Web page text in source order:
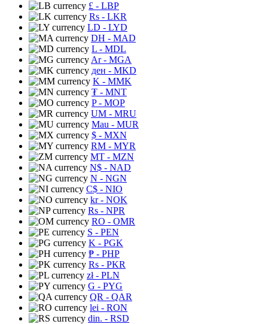
£ - LBP
Rs - LKR
LD - LYD
DH - MAD
L - MDL
Ar- MGA
ден - MKD
K - MMK
₮ - MNT
P- MOP
UM - MRU
Mau - MUR
$ - MXN
RM - MYR
MT - MZN
N$ - NAD
N - NGN
C$ - NIO
kr- NOK
Rs - NPR
RO - OMR
S - PEN
K - PGK
₱ - PHP
Rs - PKR
zł- PLN
G - PYG
QR - QAR
lei - RON
din. - RSD